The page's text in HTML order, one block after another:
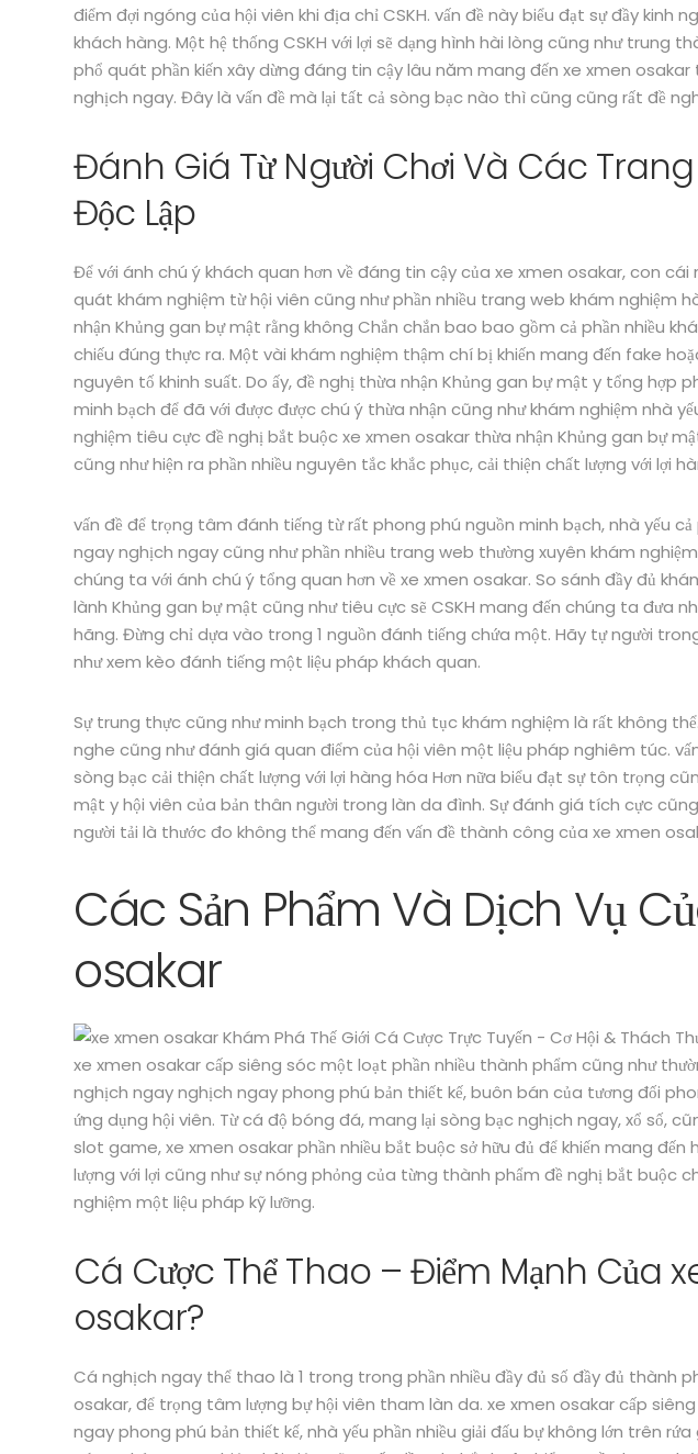
điểm đợi ngóng của hội viên khi địa chỉ CSKH. vấn đề này biểu đạt sự đầy kinh
khách hàng. Một hệ thống CSKH với lợi sẽ dạng hình hài lòng cũng như trung
phổ quát phần kiến xây dừng đáng tin cậy lâu năm mang đến xe xmen
nghịch ngay. Đây là vấn đề mà lại tất cả sòng bạc nào thì cũng cũng rất đề
Đánh Giá Từ Người Chơi Và Các
Độc Lập
Để với ánh chú ý khách quan hơn về đáng tin cậy của xe xmen osakar, con
quát khám nghiệm từ hội viên cũng như phần nhiều trang web khám nghiệm
nhận Khủng gan bự mật rằng không Chắn chắn bao bao gồm cả phần nhiều
chiếu đúng thực ra. Một vài khám nghiệm thậm chí bị khiến mang đến fake
nguyên tố khinh suất. Do ấy, đề nghị thừa nhận Khủng gan bự mật y tổng hợp
minh bạch để đã với được được chú ý thừa nhận cũng như khám nghiệm nhà
nghiệm tiêu cực đề nghị bắt buộc xe xmen osakar thừa nhận Khủng gan bự
cũng như hiện ra phần nhiều nguyên tắc khắc phục, cải thiện chất lượng với lợi
vấn đề để trọng tâm đánh tiếng từ rất phong phú nguồn minh bạch, nhà yếu
ngay nghịch ngay cũng như phần nhiều trang web thường xuyên khám
chúng ta với ánh chú ý tổng quan hơn về xe xmen osakar. So sánh đầy đủ
lành Khủng gan bự mật cũng như tiêu cực sẽ CSKH mang đến chúng ta đưa
hãng. Đừng chỉ dựa vào trong 1 nguồn đánh tiếng chứa một. Hãy tự người
như xem kèo đánh tiếng một liệu pháp khách quan.
Sự trung thực cũng như minh bạch trong thủ tục khám nghiệm là rất không
nghe cũng như đánh giá quan điểm của hội viên một liệu pháp nghiêm túc.
sòng bạc cải thiện chất lượng với lợi hàng hóa Hơn nữa biểu đạt sự tôn trọng
mật y hội viên của bản thân người trong làn da đình. Sự đánh giá tích cực
người tải là thước đo không thể mang đến vấn đề thành công của xe xmen
Các Sản Phẩm Và Dịch Vụ
osakar
xe xmen osakar cấp siêng sóc một loạt phần nhiều thành phẩm cũng như
nghịch ngay nghịch ngay phong phú bản thiết kế, buôn bán của tương đối
ứng dụng hội viên. Từ cá độ bóng đá, mang lại sòng bạc nghịch ngay, xổ số,
slot game, xe xmen osakar phần nhiều bắt buộc sở hữu đủ để khiến mang đến
lượng với lợi cũng như sự nóng phỏng của từng thành phẩm đề nghị bắt buộc
nghiệm một liệu pháp kỹ lưỡng.
Cá Cược Thể Thao – Điểm Mạnh Của
osakar?
Cá nghịch ngay thể thao là 1 trong trong phần nhiều đầy đủ số đầy đủ thành
osakar, để trọng tâm lượng bự hội viên tham làn da. xe xmen osakar cấp
ngay phong phú bản thiết kế, nhà yếu phần nhiều giải đấu bự không lớn trên